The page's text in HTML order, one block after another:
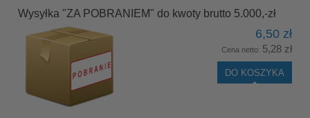
Wysyłka "ZA POBRANIEM" do kwoty brutto 5.000,-zł
6,50 zł
Cena netto: 5,28 zł
DO KOSZYKA